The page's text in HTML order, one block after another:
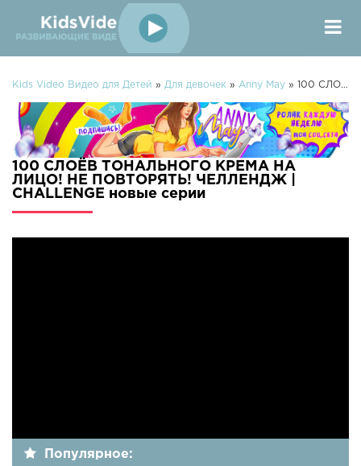
Kids Video Видео для Детей » Для девочек » Anny May » 100 СЛОЁВ ТОНАЛЬНОГО КРЕМА НА ЛИЦО! НЕ ПОВТОРЯТЬ! ЧЕЛЛЕНДЖ | CHALLENGE
100 СЛОЁВ ТОНАЛЬНОГО КРЕМА НА
ЛИЦО! НЕ ПОВТОРЯТЬ! ЧЕЛЛЕНДЖ |
CHALLENGE новые серии
Популярное: